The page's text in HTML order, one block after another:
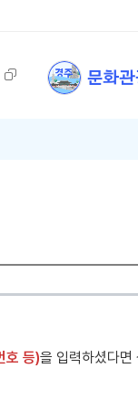
문화
호 등)을 입력하셨다면